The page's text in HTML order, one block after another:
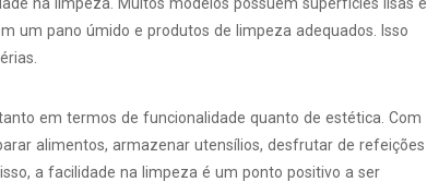
um pano úmido e produtos de limpeza adequados. Isso
em termos de funcionalidade quanto de estética. Com
alimentos, armazenar utensílios, desfrutar de refeições
a facilidade na limpeza é um ponto positivo a ser